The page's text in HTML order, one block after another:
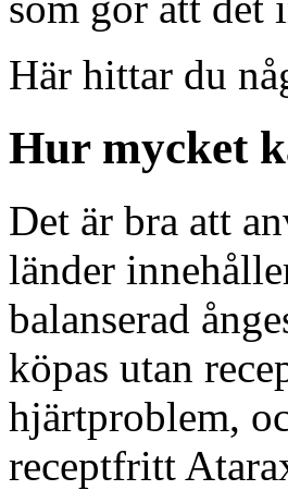
Här hittar du
Hur mycket
Det är bra att
länder
balanserad
köpas utan
hjärtproblem,
receptfritt